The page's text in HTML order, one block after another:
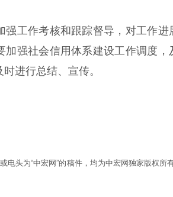
工作考核和跟踪督导，对工作进
加强社会信用体系建设工作调度
进行总结、宣传。
或电头为“中宏网”的稿件，均为中宏网独家版权